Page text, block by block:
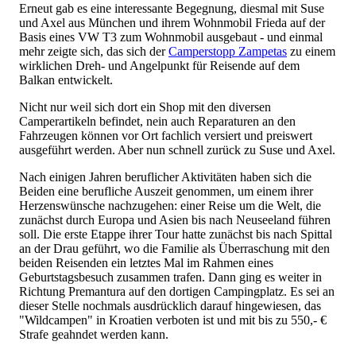
Erneut gab es eine interessante Begegnung, diesmal mit Suse
und Axel aus München und ihrem Wohnmobil Frieda auf der
Basis eines VW T3 zum Wohnmobil ausgebaut - und einmal
mehr zeigte sich, das sich derCamperstopp Zampetas zu einem
wirklichen Dreh- und Angelpunkt für Reisende auf dem
Balkan entwickelt.
Nicht nur weil sich dort ein Shop mit den diversen
Camperartikeln befindet, nein auch Reparaturen an den
Fahrzeugen können vor Ort fachlich versiert und preiswert
ausgeführt werden. Aber nun schnell zurück zu Suse und Axel.
Nach einigen Jahren beruflicher Aktivitäten haben sich die
Beiden eine berufliche Auszeit genommen, um einem ihrer
Herzenswünsche nachzugehen: einer Reise um die Welt, die
zunächst durch Europa und Asien bis nach Neuseeland führen
soll. Die erste Etappe ihrer Tour hatte zunächst bis nach Spittal
an der Drau geführt, wo die Familie als Überraschung mit den
beiden Reisenden ein letztes Mal im Rahmen eines
Geburtstagsbesuch zusammen trafen. Dann ging es weiter in
Richtung Premantura auf den dortigen Campingplatz. Es sei an
dieser Stelle nochmals ausdrücklich darauf hingewiesen, das
"Wildcampen" in Kroatien verboten ist und mit bis zu 550,- €
Strafe geahndet werden kann.